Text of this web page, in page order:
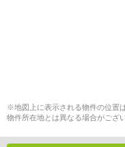
※地図上に表示される物件の位置
物件所在地とは異なる場合がござ